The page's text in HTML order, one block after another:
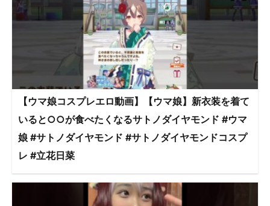
【ウマ娘コスプレエロ動画】【ウマ娘】新衣装を着て
いると○○が食べたくなるサトノダイヤモンド #ウマ
娘 #サトノダイヤモンド #サトノダイヤモンドコスプ
レ #立花日菜